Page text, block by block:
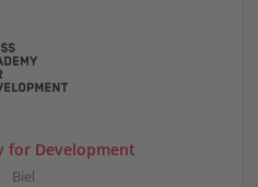
for Development
Biel